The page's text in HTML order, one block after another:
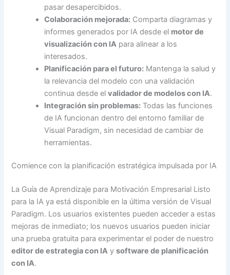
pasar desapercibidos.
Colaboración mejorada: Comparta diagramas y
informes generados por IA desde el motor de
visualización con IA para alinear a los
interesados.
Planificación para el futuro: Mantenga la salud y
la relevancia del modelo con una validación
continua desde elvalidador de modelos con IA.
Integración sin problemas: Todas las funciones
de IA funcionan dentro del entorno familiar de
Visual Paradigm, sin necesidad de cambiar de
herramientas.
Comience con la planificación estratégica impulsada por IA
La Guía de Aprendizaje para Motivación Empresarial Listo
para la IA ya está disponible en la última versión de Visual
Paradigm. Los usuarios existentes pueden acceder a estas
mejoras de inmediato; los nuevos usuarios pueden iniciar
una prueba gratuita para experimentar el poder de nuestro
editor de estrategia con IA ysoftware de planificación
con IA.